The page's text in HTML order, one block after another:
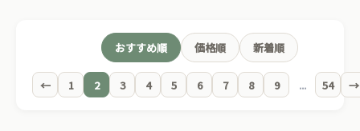
おすすめ順 価格順 新着順
← 1 2 3 4 5 6 7 8 9 ... 54 →